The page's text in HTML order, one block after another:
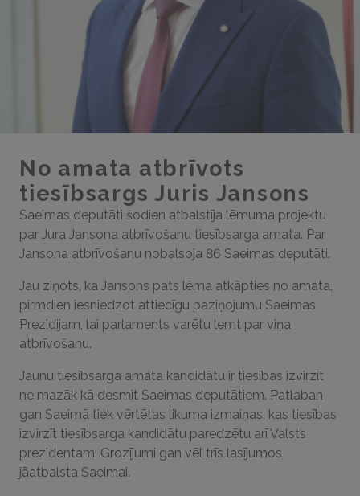
No amata atbrīvots
tiesībsargs Juris Jansons
Saeimas deputāti šodien atbalstīja lēmuma projektu
par Jura Jansona atbrīvošanu tiesībsarga amata. Par
Jansona atbrīvošanu nobalsoja 86 Saeimas deputāti.
Jau ziņots, ka Jansons pats lēma atkāpties no amata,
pirmdien iesniedzot attiecīgu paziņojumu Saeimas
Prezidijam, lai parlaments varētu lemt par viņa
atbrīvošanu.
Jaunu tiesībsarga amata kandidātu ir tiesības izvirzīt
ne mazāk kā desmit Saeimas deputātiem. Patlaban
gan Saeimā tiek vērtētas likuma izmaiņas, kas tiesības
izvirzīt tiesībsarga kandidātu paredzētu arī Valsts
prezidentam. Grozījumi gan vēl trīs lasījumos
jāatbalsta Saeimai.